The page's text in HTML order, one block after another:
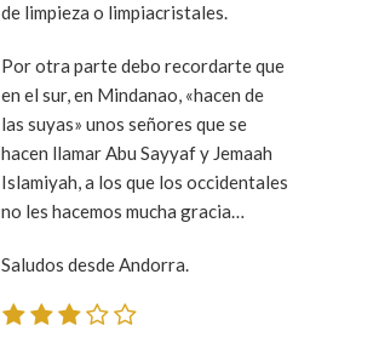
de limpieza o limpiacristales.
Por otra parte debo recordarte que
en el sur, en Mindanao, «hacen de
las suyas» unos señores que se
hacen llamar Abu Sayyaf y Jemaah
Islamiyah, a los que los occidentales
no les hacemos mucha gracia…
Saludos desde Andorra.